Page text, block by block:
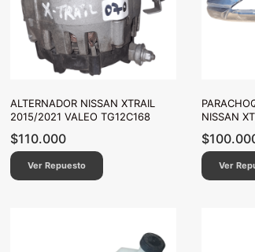
ALTERNADOR NISSAN XTRAIL
2015/2021 VALEO TG12C168
$110.000
Ver Repuesto
NISSAN
$
Ver